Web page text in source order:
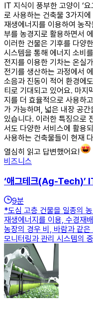
IT 지식이 풍부한 고양이 ‘
로 사용하는 건축물 3가지
재생에너지를 이용하여 농
부를 농경지로 활용하면서
이러한 건물은 기후를 다양
시스템을 통해 에너지 소비
전지를 이용한 기차는 온실
전기를 생산하는 과정에서
소음과 진동이 적어 환경에
티로 기대되고 있어요. 마지
지를 더 효율적으로 사용하
가 가능하며, 넓은 내장 공
있습니다. 이러한 특징으로
서도 다양한 서비스에 활용
사용하는 건축물들이 현재
열심히 읽고 답변했어요!
비즈니스
‘애그테크(Ag-Tech)’
9분
*도심 고층 건물을 일종의
재생에너지를 이용, 수경재
농장의 경우 비, 바람과 같은
모니터링과 관리 시스템의